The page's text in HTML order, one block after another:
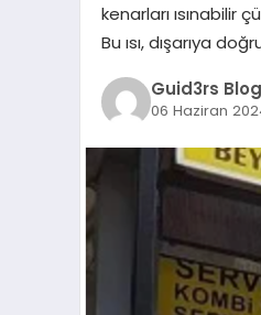
kenarları ısınabilir
Bu ısı, dışarıya
Guid3rs Blog
06 Haziran